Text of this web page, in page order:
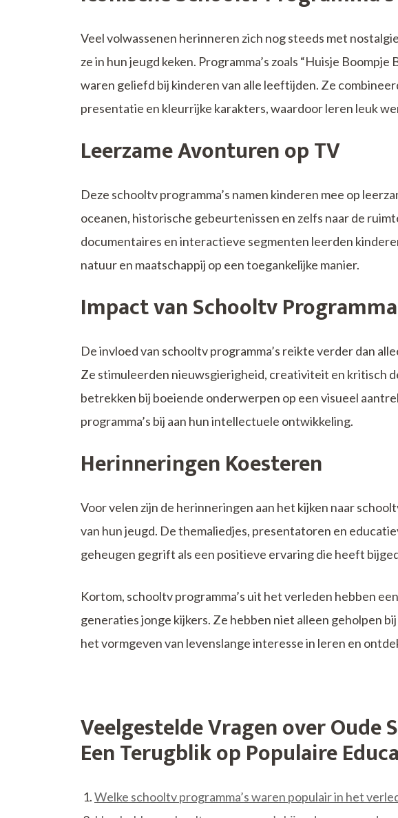
Veel volwassenen herinneren zich nog steeds met
ze in hun jeugd keken. Programma’s zoals “Huisje Boompje
waren geliefd bij kinderen van alle leeftijden. Ze
presentatie en kleurrijke karakters, waardoor leren leuk
Leerzame Avonturen op TV
Deze schooltv programma’s namen kinderen mee op
oceanen, historische gebeurtenissen en zelfs naar de
documentaires en interactieve segmenten leerden
natuur en maatschappij op een toegankelijke manier.
Impact van Schooltv
De invloed van schooltv programma’s reikte verder dan
Ze stimuleerden nieuwsgierigheid, creativiteit en kritisch
betrekken bij boeiende onderwerpen op een visueel
programma’s bij aan hun intellectuele ontwikkeling.
Herinneringen Koesteren
Voor velen zijn de herinneringen aan het kijken naar
van hun jeugd. De themaliedjes, presentatoren en
geheugen gegrift als een positieve ervaring die heeft
Kortom, schooltv programma’s uit het verleden hebben
generaties jonge kijkers. Ze hebben niet alleen geholpen
het vormgeven van levenslange interesse in leren en
Veelgestelde Vragen over Oude
Een Terugblik op Populaire
Welke schooltv programma’s waren populair in het